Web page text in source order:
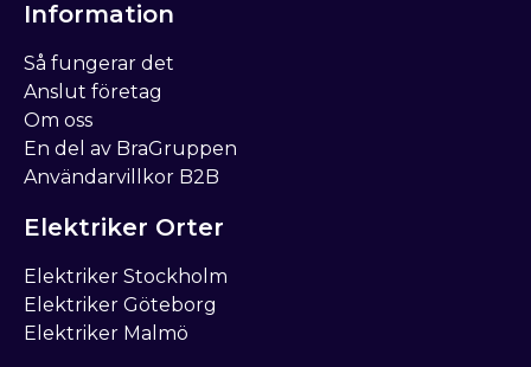
Elektriker Orter
Elektriker Stockholm
Elektriker Göteborg
Elektriker Malmö
Information
Så fungerar det
Anslut företag
Om oss
En del av BraGruppen
Användarvillkor B2B